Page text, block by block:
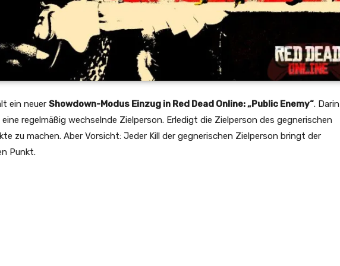
ein neuer Showdown-Modus Einzug in Red Dead Online: „Public Enemy“. Darin
regelmäßig wechselnde Zielperson. Erledigt die Zielperson des gegnerischen
zu machen. Aber Vorsicht: Jeder Kill der gegnerischen Zielperson bringt der
Punkt.